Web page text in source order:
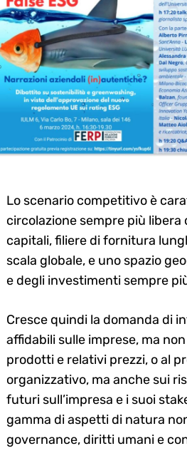
Lo scenario competitivo è
circolazione sempre più libera
capitali, filiere di fornitura
scala globale, e uno spazio
e degli investimenti sempre
Cresce quindi la domanda di
affidabili sulle imprese, ma
prodotti e relativi prezzi, o al
organizzativo, ma anche sui
futuri sull’impresa e i suoi
gamma di aspetti di natura
governance, diritti umani e